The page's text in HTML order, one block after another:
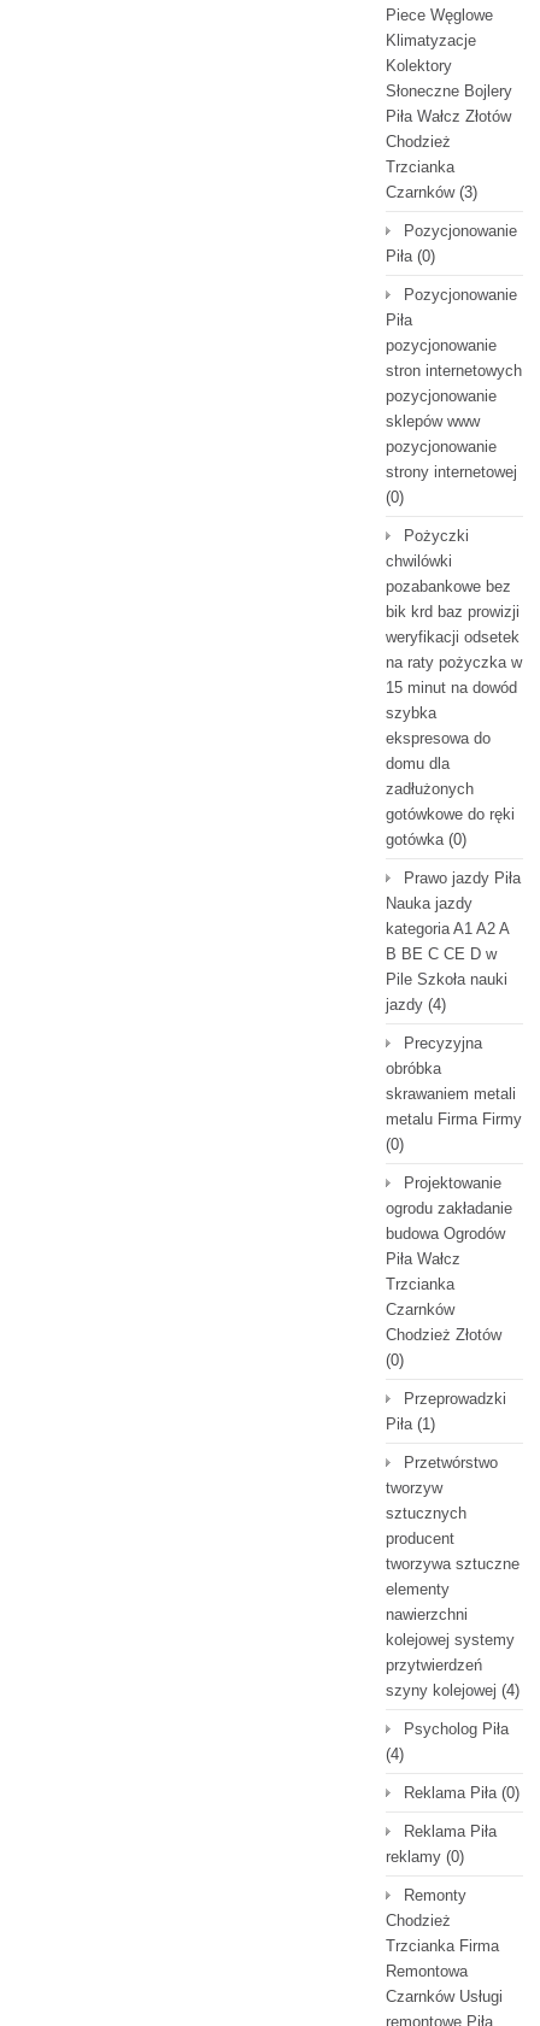
Piece Węglowe
Klimatyzacje
Kolektory
Słoneczne Bojlery
Piła Wałcz Złotów
Chodzież
Trzcianka
Czarnków(3)
Pozycjonowanie
Piła(0)
Pozycjonowanie
Piła
pozycjonowanie
stron internetowych
pozycjonowanie
sklepów www
pozycjonowanie
strony internetowej
(0)
Pożyczki
chwilówki
pozabankowe bez
bik krd baz prowizji
weryfikacji odsetek
na raty pożyczka w
15 minut na dowód
szybka
ekspresowa do
domu dla
zadłużonych
gotówkowe do ręki
gotówka(0)
Prawo jazdy Piła
Nauka jazdy
kategoria A1 A2 A
B BE C CE D‎ w
Pile Szkoła nauki
jazdy (4)
Precyzyjna
obróbka
skrawaniem metali
metalu Firma Firmy
(0)
Projektowanie
ogrodu zakładanie
budowa Ogrodów
Piła Wałcz
Trzcianka
Czarnków
Chodzież Złotów
(0)
Przeprowadzki
Piła(1)
Przetwórstwo
tworzyw
sztucznych
producent
tworzywa sztuczne
elementy
nawierzchni
kolejowej systemy
przytwierdzeń
szyny kolejowej (4)
Psycholog Piła
(4)
Reklama Piła(0)
Reklama Piła
reklamy (0)
Remonty
Chodzież
Trzcianka Firma
Remontowa
Czarnków Usługi
remontowe Piła